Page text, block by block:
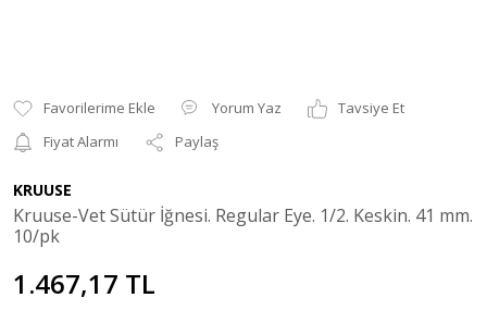
Yorum Yaz
Tavsiye Et
Fiyat Alarmı
Paylaş
KRUUSE
Kruuse-Vet Sütür İğnesi. Regular Eye. 1/2. Keskin. 41 mm.
10/pk
1.467,17 TL